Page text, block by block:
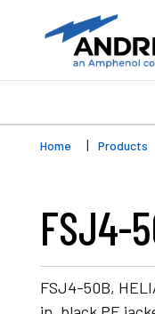
Home Products
FSJ4-
FSJ4-50B,